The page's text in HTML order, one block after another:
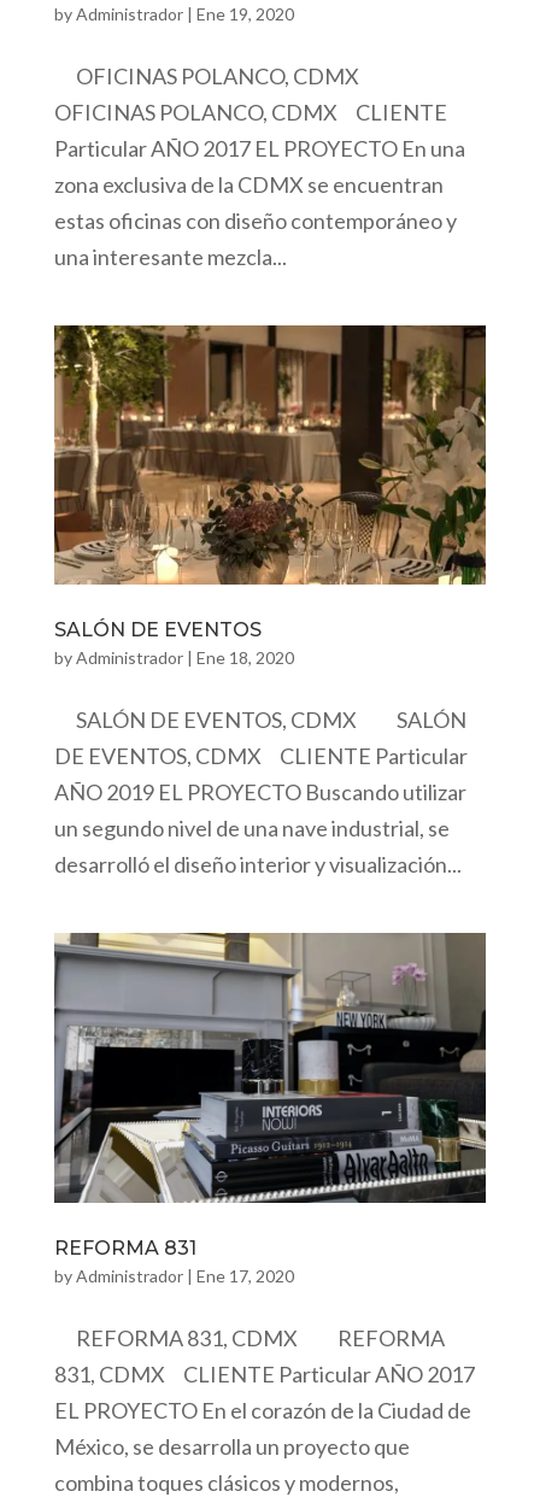
byAdministrador| Ene 19, 2020
OFICINAS POLANCO, CDMX
OFICINAS POLANCO, CDMX CLIENTE
Particular AÑO 2017 EL PROYECTO En una
zona exclusiva de la CDMX se encuentran
estas oficinas con diseño contemporáneo y
una interesante mezcla...
SALÓN DE EVENTOS
byAdministrador| Ene 18, 2020
SALÓN DE EVENTOS, CDMX SALÓN
DE EVENTOS, CDMX CLIENTE Particular
AÑO 2019 EL PROYECTO Buscando utilizar
un segundo nivel de una nave industrial, se
desarrolló el diseño interior y visualización...
REFORMA 831
byAdministrador| Ene 17, 2020
REFORMA 831, CDMX REFORMA
831, CDMX CLIENTE Particular AÑO 2017
EL PROYECTO En el corazón de la Ciudad de
México, se desarrolla un proyecto que
combina toques clásicos y modernos,